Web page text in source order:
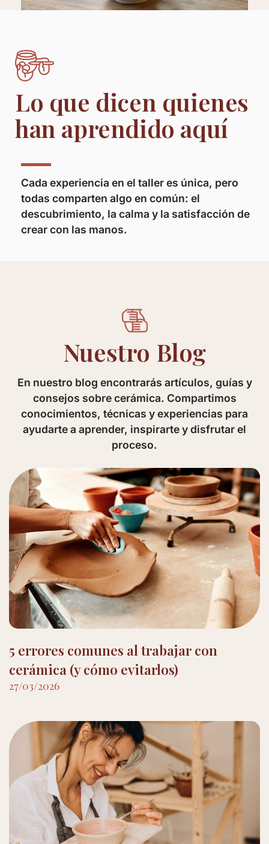
Taza para Té
Lo que dicen quienes
han aprendido aquí
Cada experiencia en el taller es única, pero
todas comparten algo en común: el
descubrimiento, la calma y la satisfacción de
crear con las manos.
Nuestro Blog
En nuestro blog encontrarás artículos, guías y
consejos sobre cerámica. Compartimos
conocimientos, técnicas y experiencias para
ayudarte a aprender, inspirarte y disfrutar el
proceso.
5 errores comunes al trabajar con
cerámica (y cómo evitarlos)
27/03/2026